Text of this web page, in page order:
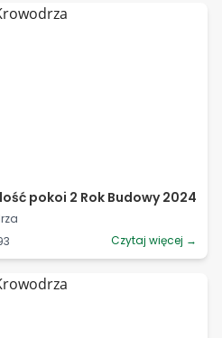
pokoi 2 Rok Budowy 2024
Czytaj więcej →